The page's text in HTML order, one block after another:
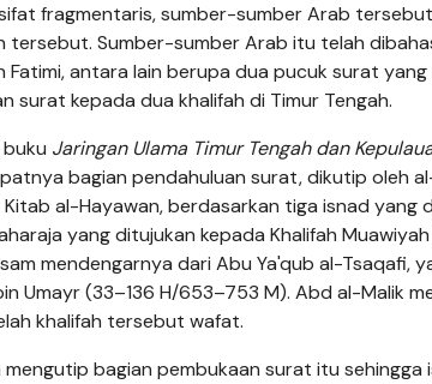
fragmentaris, sumber-sumber Arab
tersebut. Sumber-sumber Arab itu telah
Fatimi, antara lain berupa dua pucuk surat
surat kepada dua khalifah di Timur Tengah.
Jaringan Ulama Timur Tengah dan
bagian pendahuluan surat, dikutip oleh
al-Hayawan, berdasarkan tiga isnad yang
yang ditujukan kepada Khalifah
mendengarnya dari Abu Ya'qub al-Tsaqafi,
Umayr (33–136 H/653–753 M). Abd al-Malik
khalifah tersebut wafat.
mengutip bagian pembukaan surat itu